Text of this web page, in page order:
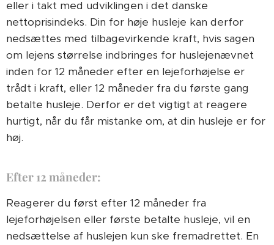
eller i takt med udviklingen i det danske
nettoprisindeks. Din for høje husleje kan derfor
nedsættes med tilbagevirkende kraft, hvis sagen
om lejens størrelse indbringes for huslejenævnet
inden for 12 måneder efter en lejeforhøjelse er
trådt i kraft, eller 12 måneder fra du første gang
betalte husleje. Derfor er det vigtigt at reagere
hurtigt, når du får mistanke om, at din husleje er for
høj.
Efter 12 måneder:
Reagerer du først efter 12 måneder fra
lejeforhøjelsen eller første betalte husleje, vil en
nedsættelse af huslejen kun ske fremadrettet. En